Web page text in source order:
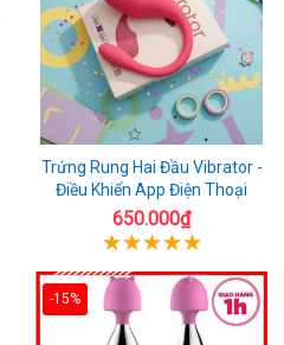
Trứng Rung Hai Đầu Vibrator -
Điều Khiển App Điện Thoại
650.000₫
-15%